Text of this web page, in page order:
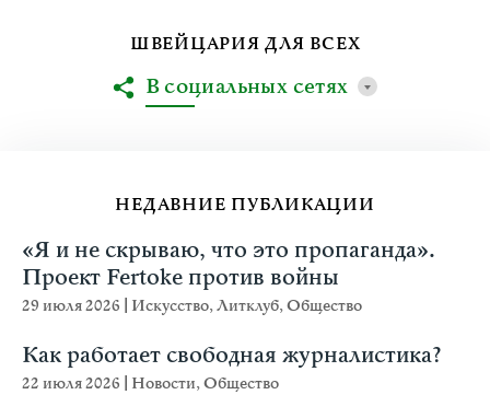
НЕДАВНИЕ ПУБЛИКАЦИИ
«Я и не скрываю, что это пропаганда».
Проект Fertoke против войны
29 июля 2026 Искусство,Литклуб,Общество
Как работает свободная журналистика?
22 июля 2026 Новости,Общество
ШВЕЙЦАРИЯ ДЛЯ ВСЕХ
В социальных сетях